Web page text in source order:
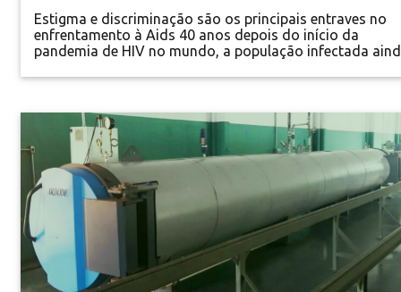
Estigma e discriminação são os principais entraves no
enfrentamento à Aids 40 anos depois do início da
pandemia de HIV no mundo, a população infectada
familiar e social, de oportunidades de estudar e
à Aids (Gapa), relembra que na...
Especial